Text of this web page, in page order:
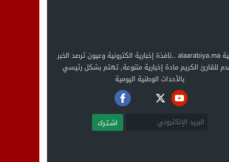
العربية alaarabiya.ma ..نافذة إخبارية الكترونية وعيون ترصد الخبر
للقارئ الكريم مادة إخبارية متنوعة, تهتم بشكل رئيسي
بالأحداث الوطنية اليومية
اشـتـرك